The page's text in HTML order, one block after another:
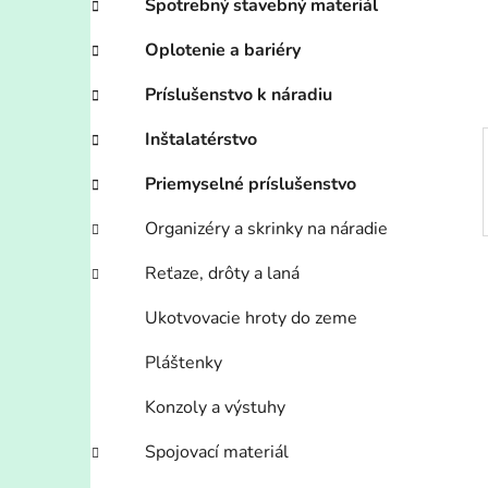
l
Spotrebný stavebný materiál
Oplotenie a bariéry
Príslušenstvo k náradiu
Inštalatérstvo
Priemyselné príslušenstvo
Organizéry a skrinky na náradie
Reťaze, drôty a laná
Ukotvovacie hroty do zeme
Pláštenky
Konzoly a výstuhy
Spojovací materiál